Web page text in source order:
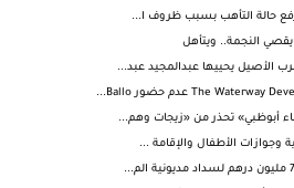
ترفع حالة التأهب بسبب ظروف ا...
النجمة.. ويتأهل
الأصيل يحييها عبدالمجيد عبد...
أبوظبي» تحذر من «زيجات وهم...
وجوازات الأطفال والإقامة ...